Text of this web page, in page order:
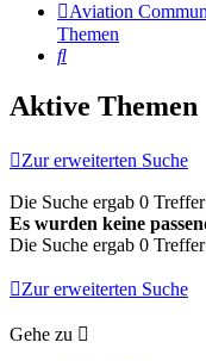
Aviation
Themen
Suche
Aktive Themen
Zur erweiterten Suche
Die Suche ergab 0
Es wurden keine
Die Suche ergab 0
Zur erweiterten Suche
Gehe zu